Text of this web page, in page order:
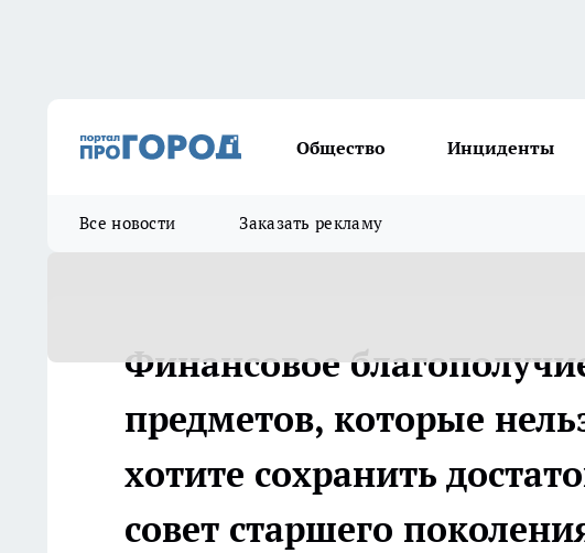
Общество Инциденты
Все новости Заказать рекламу
Финансовое
предметов, которые
хотите сохранить
совет старшего